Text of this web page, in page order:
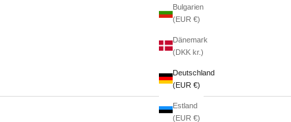
Bulgarien
(EUR €)
Dänemark
(DKK kr.)
Deutschland
(EUR €)
Estland
(EUR €)